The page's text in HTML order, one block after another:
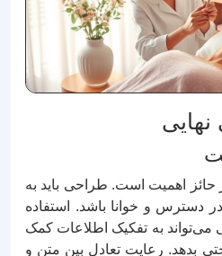
اهمیت است. طراحی باید به
دسترس و خوانا باشد. استفاده
به تفکیک اطلاعات کمک
بدهد. رعایت تعادل بین متن و